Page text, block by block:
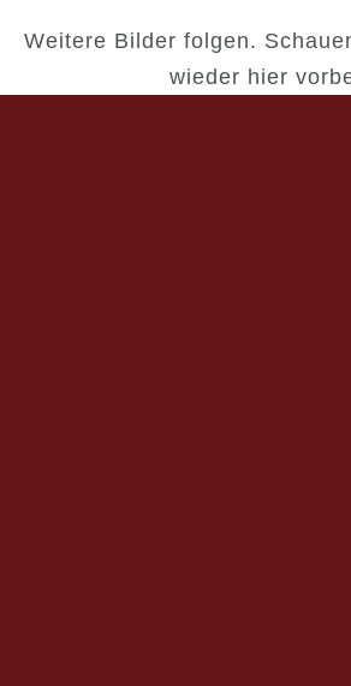
Weitere Bilder folgen.
wieder hier